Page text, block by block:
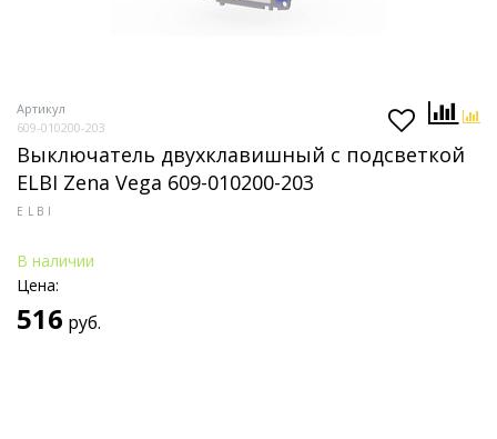
Артикул
609-010200-203
Выключатель двухклавишный с подсветкой
ELBI Zena Vega 609-010200-203
ELBI
В наличии
Цена:
516 руб.